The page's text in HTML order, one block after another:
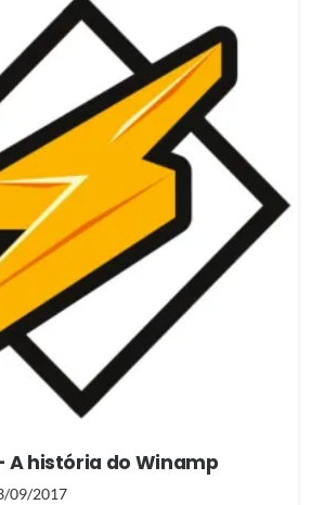
A história do Winamp
09/2017